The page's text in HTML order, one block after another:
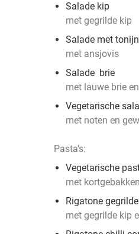
Salade kip
met gegrilde kip
Salade met tonijn
met ansjovis
Salade brie
met lauwe brie
Vegetarische
met noten en
Pasta's:
Vegetarische
met
Rigatone
met gegrilde kip